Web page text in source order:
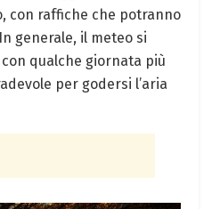
con raffiche che potranno
generale, il meteo si
qualche giornata più
per godersi l’aria